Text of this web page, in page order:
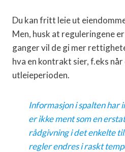
Du kan fritt leie ut
Men, husk at reguleringene
ganger vil de gi mer
hva en kontrakt sier, f.eks
utleieperioden.
Informasjon i spalten
er ikke ment som en
rådgivning i det enkelte
regler endres i raskt